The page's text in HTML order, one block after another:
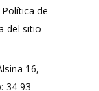
Política de
del sitio
16,
34 93